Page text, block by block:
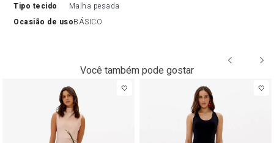
tipo tecido
Malha pesada
ocasião de usoBÁSICO
Você também pode gostar